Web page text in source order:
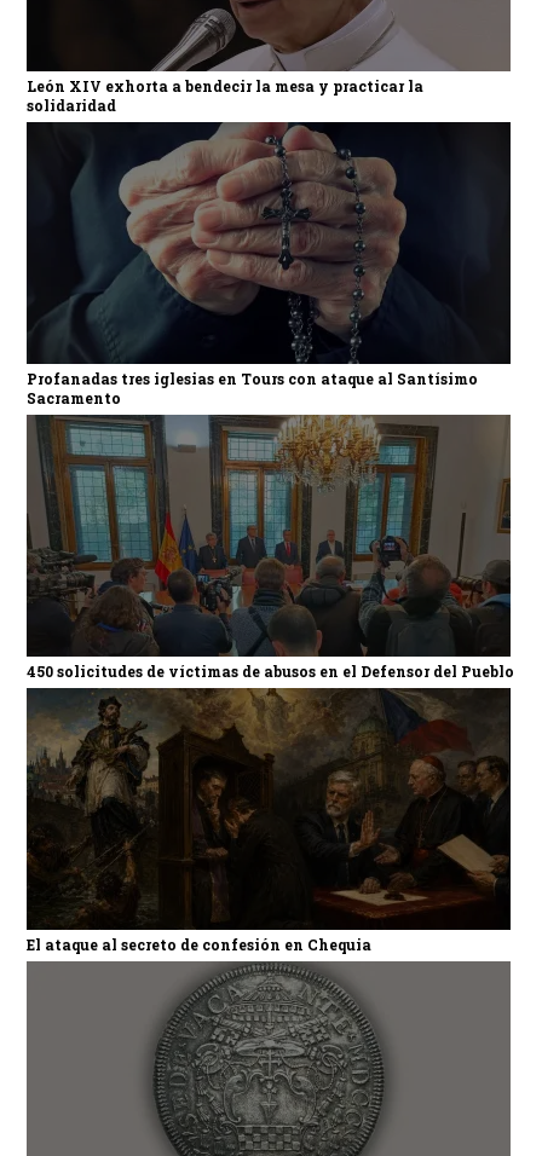
León XIV exhorta a bendecir la mesa y practicar la
solidaridad
Profanadas tres iglesias en Tours con ataque al Santísimo
Sacramento
450 solicitudes de víctimas de abusos en el Defensor del Pueblo
El ataque al secreto de confesión en Chequia